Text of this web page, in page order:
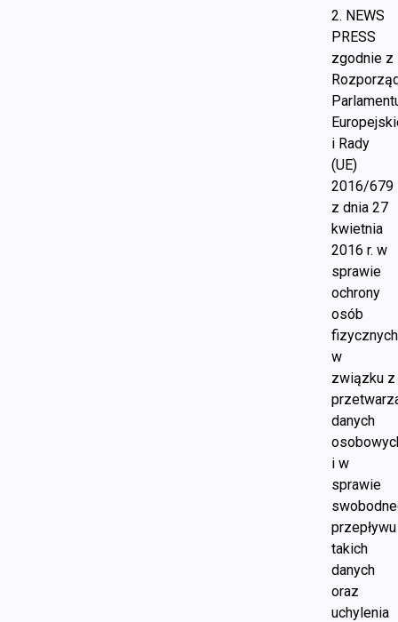
2. NEWS
PRESS
zgodnie z
i Rady
(UE)
2016/679
z dnia 27
kwietnia
2016 r. w
sprawie
ochrony
osób
fizycznych
w
związku z
danych
i w
sprawie
przepływu
takich
danych
oraz
uchylenia